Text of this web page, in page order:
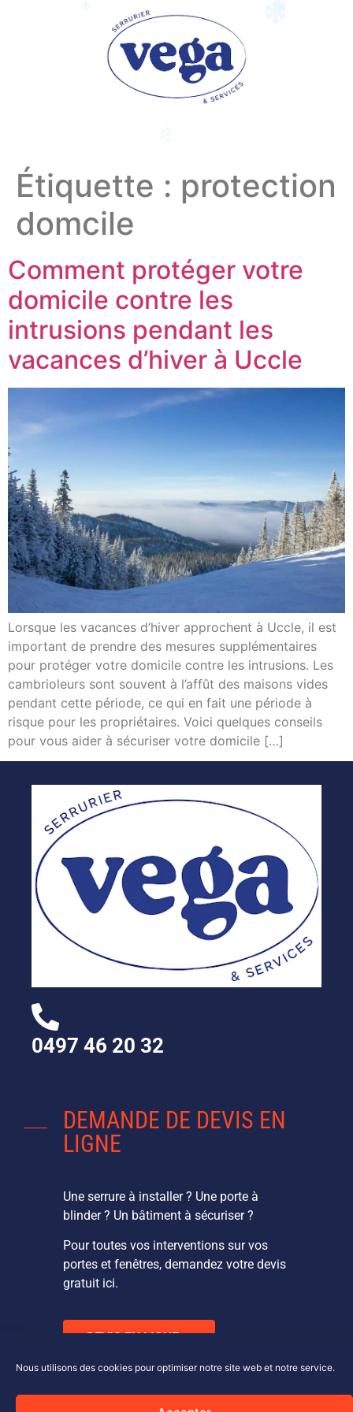
Nous utilisons des cookies pour optimiser notre site web et notre service.
Étiquette : protection
domcile
Comment protéger votre
domicile contre les
intrusions pendant les
vacances d’hiver à Uccle
Lorsque les vacances d’hiver approchent à Uccle, il est
important de prendre des mesures supplémentaires
pour protéger votre domicile contre les intrusions. Les
cambrioleurs sont souvent à l’affût des maisons vides
pendant cette période, ce qui en fait une période à
risque pour les propriétaires. Voici quelques conseils
pour vous aider à sécuriser votre domicile […]
0497 46 20 32
DEMANDE DE DEVIS EN
LIGNE
Une serrure à installer ? Une porte à
blinder ? Un bâtiment à sécuriser ?
Pour toutes vos interventions sur vos
portes et fenêtres, demandez votre devis
gratuit ici.
DEVIS EN LIGNE